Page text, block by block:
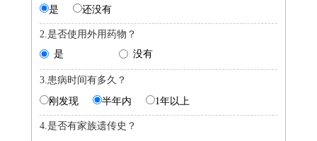
是
还没有
2.是否使用外用药物？
是
没有
3.患病时间有多久？
刚发现
半年内 1年以上
4.是否有家族遗传史？